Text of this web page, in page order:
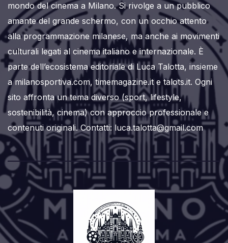
mondo del cinema a Milano. Si rivolge a un pubblico
amante del grande schermo, con un occhio attento
alla programmazione milanese, ma anche ai movimenti
culturali legati al cinema italiano e internazionale. È
parte dell’ecosistema editoriale di Luca Talotta, insieme
a milanosportiva.com, timemagazine.it e talots.it. Ogni
sito affronta un tema diverso (sport, lifestyle,
sostenibilità, cinema) con approccio professionale e
contenuti originali. Contatti: luca.talotta@gmail.com